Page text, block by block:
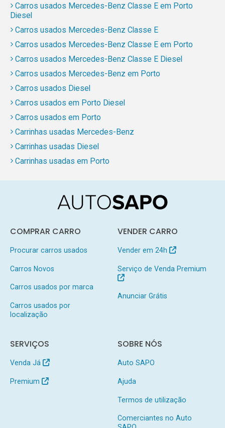
Carros usados Mercedes-Benz Classe E em Porto
Diesel
Carros usados Mercedes-Benz Classe E
Carros usados Mercedes-Benz Classe E em Porto
Carros usados Mercedes-Benz Classe E Diesel
Carros usados Mercedes-Benz em Porto
Carros usados Diesel
Carros usados em Porto Diesel
Carros usados em Porto
Carrinhas usadas Mercedes-Benz
Carrinhas usadas Diesel
Carrinhas usadas em Porto
COMPRAR CARRO
Procurar carros usados
Carros Novos
Carros usados por marca
Carros usados por
localização
VENDER CARRO
Vender em 24h
Serviço de Venda Premium
Anunciar Grátis
SERVIÇOS
Venda Já
Premium
SOBRE NÓS
Auto SAPO
Ajuda
Termos de utilização
Comerciantes no Auto